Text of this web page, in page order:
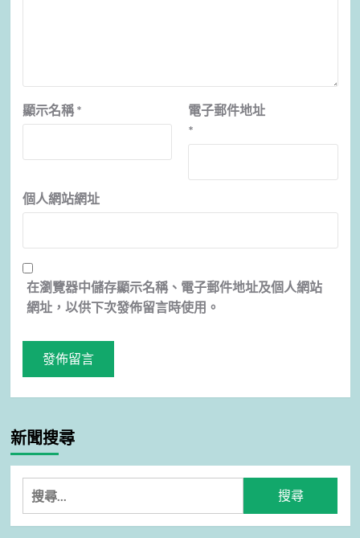
顯示名稱 *
電子郵件地址
*
個人網站網址
在瀏覽器中儲存顯示名稱、電子郵件地址及個人網站
網址，以供下次發佈留言時使用。
新聞搜尋
搜
尋
關